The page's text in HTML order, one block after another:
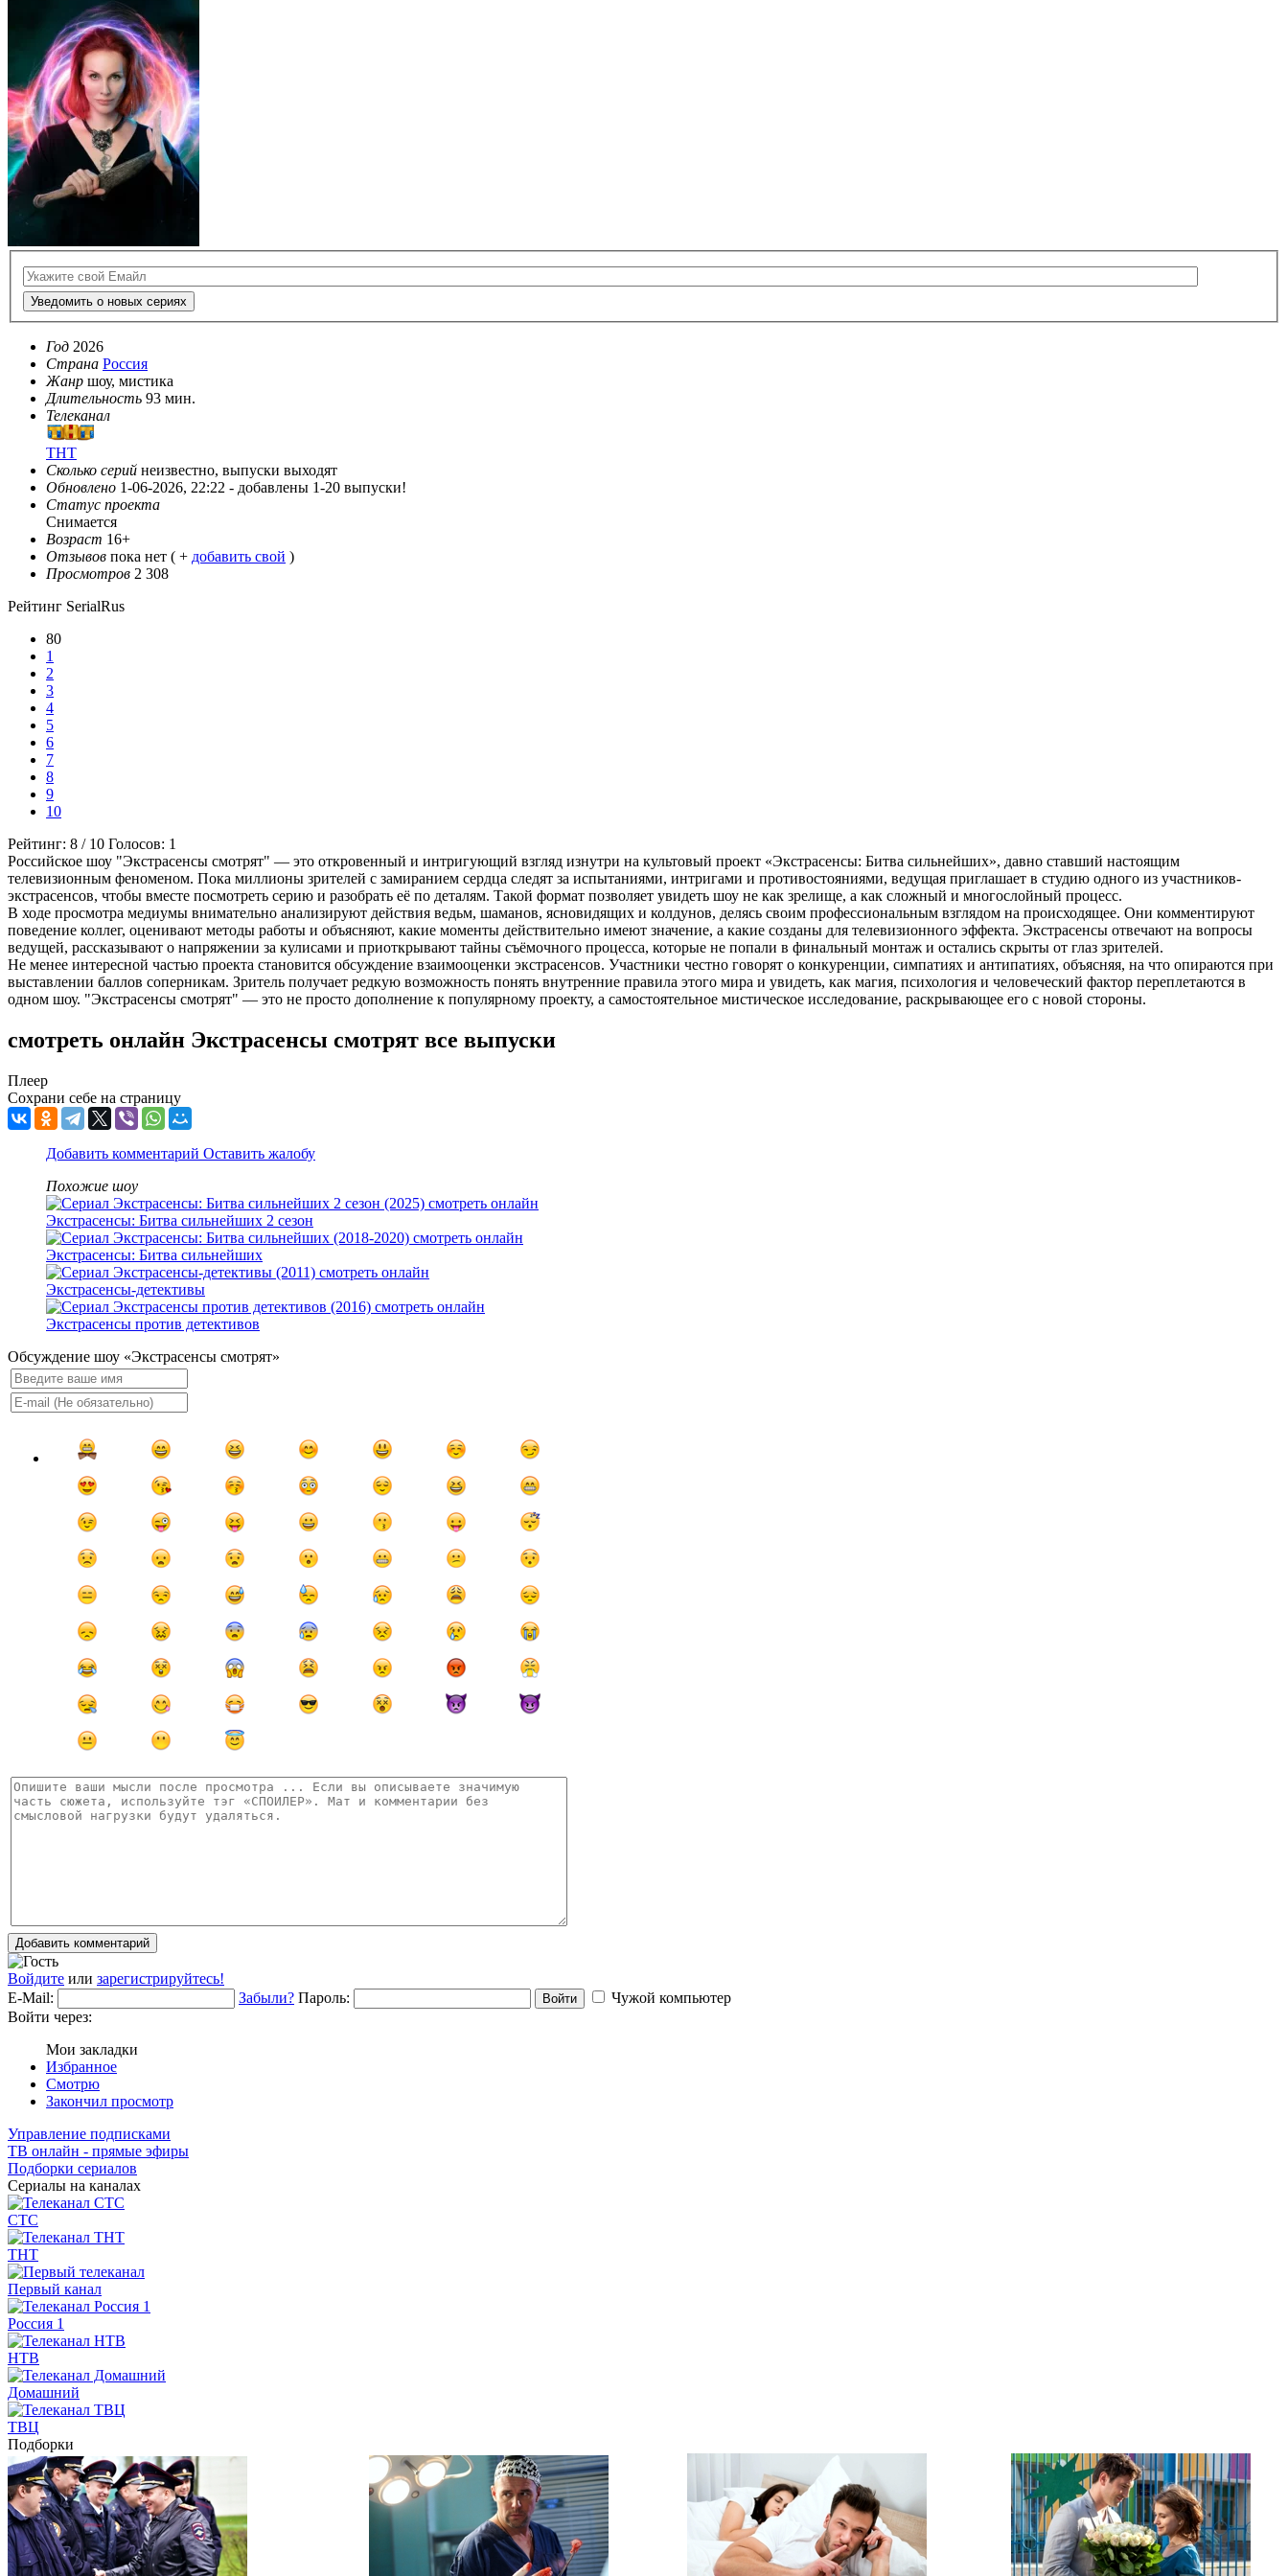
Уведомить о новых сериях
Год 2026
Страна Россия
Жанр шоу, мистика
Длительность 93 мин.
Телеканал
ТНТ
Сколько серий неизвестно, выпуски выходят
Обновлено 1-06-2026, 22:22 - добавлены 1-20 выпуски!
Статус проекта
Снимается
Возраст 16+
Отзывов пока нет ( + добавить свой )
Просмотров 2 308
Рейтинг SerialRus
80
1
2
3
4
5
6
7
8
9
10
Рейтинг: 8 / 10 Голосов: 1
Российское шоу "Экстрасенсы смотрят" — это откровенный и интригующий взгляд изнутри на культовый проект «Экстрасенсы: Битва сильнейших», давно ставший настоящим
телевизионным феноменом. Пока миллионы зрителей с замиранием сердца следят за испытаниями, интригами и противостояниями, ведущая приглашает в студию одного из участников-
экстрасенсов, чтобы вместе посмотреть серию и разобрать её по деталям. Такой формат позволяет увидеть шоу не как зрелище, а как сложный и многослойный процесс.
В ходе просмотра медиумы внимательно анализируют действия ведьм, шаманов, ясновидящих и колдунов, делясь своим профессиональным взглядом на происходящее. Они комментируют
поведение коллег, оценивают методы работы и объясняют, какие моменты действительно имеют значение, а какие созданы для телевизионного эффекта. Экстрасенсы отвечают на вопросы
ведущей, рассказывают о напряжении за кулисами и приоткрывают тайны съёмочного процесса, которые не попали в финальный монтаж и остались скрыты от глаз зрителей.
Не менее интересной частью проекта становится обсуждение взаимооценки экстрасенсов. Участники честно говорят о конкуренции, симпатиях и антипатиях, объясняя, на что опираются при
выставлении баллов соперникам. Зритель получает редкую возможность понять внутренние правила этого мира и увидеть, как магия, психология и человеческий фактор переплетаются в
одном шоу. "Экстрасенсы смотрят" — это не просто дополнение к популярному проекту, а самостоятельное мистическое исследование, раскрывающее его с новой стороны.
смотреть онлайн Экстрасенсы смотрят все выпуски
Плеер
Сохрани себе на страницу
Добавить комментарий Оставить жалобу
Похожие шоу
Экстрасенсы: Битва сильнейших 2 сезон
Экстрасенсы: Битва сильнейших
Экстрасенсы-детективы
Экстрасенсы против детективов
Обсуждение шоу «Экстрасенсы смотрят»
Добавить комментарий
Войдите или зарегистрируйтесь!
E-Mail:
Забыли? Пароль: Войти
Чужой компьютер
Войти через:
Мои закладки
Избранное
Смотрю
Закончил просмотр
Управление подписками
ТВ онлайн - прямые эфиры
Подборки сериалов
Сериалы на каналах
СТС
ТНТ
Первый канал
Россия 1
НТВ
Домашний
ТВЦ
Подборки